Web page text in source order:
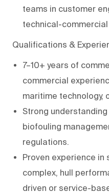
teams in customer
technical-
Qualifications &
7–10+ years of
commercial
maritime technology,
Strong
biofouling
regulations.
Proven experience in
complex, hull
driven or service-